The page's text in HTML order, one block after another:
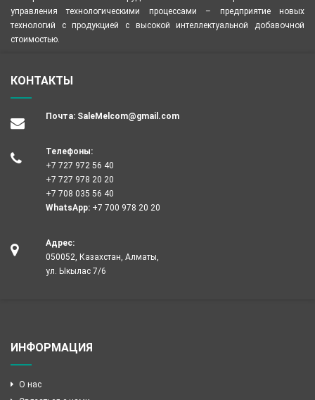
управления технологическими процессами – предприятие новых
технологий с продукцией с высокой интеллектуальной добавочной
стоимостью.
КОНТАКТЫ
Почта: SaleMelcom@gmail.com
Телефоны:
+7 727 972 56 40
+7 727 978 20 20
+7 708 035 56 40
WhatsApp: +7 700 978 20 20
Адрес:
050052, Казахстан, Алматы,
ул. Ыкылас 7/6
ИНФОРМАЦИЯ
О нас